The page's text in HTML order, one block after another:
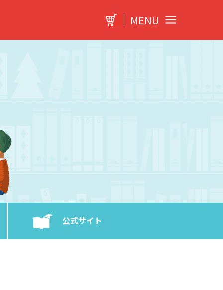
MENU
公式サイト